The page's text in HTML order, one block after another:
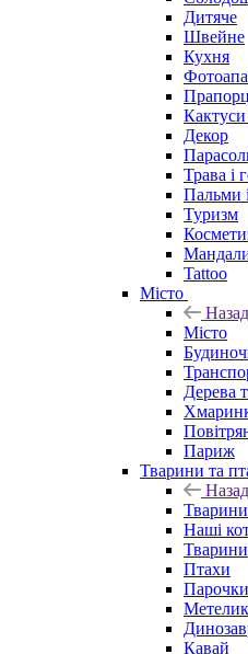
Дитяче
Швейне
Кухня
Кактуси
Декор
Трава і
Пальми
Туризм
Tattoo
Місто
Назад
Місто
Дерева
Париж
Тварини та
Назад
Наші
Тварини
Птахи
Парочки
Кавай